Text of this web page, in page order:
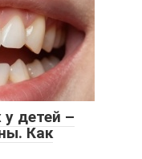
детей –
Как